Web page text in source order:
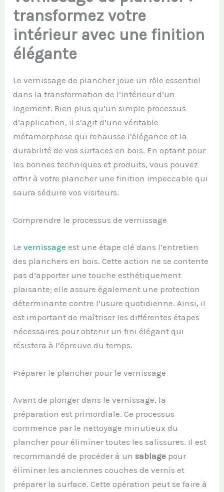
transformez votre
intérieur avec une finition
élégante
Le vernissage de plancher joue un rôle essentiel
dans la transformation de l’intérieur d’un
logement. Bien plus qu’un simple processus
d’application, il s’agit d’une véritable
métamorphose qui rehausse l’élégance et la
durabilité de vos surfaces en bois. En optant pour
les bonnes techniques et produits, vous pouvez
offrir à votre plancher une finition impeccable qui
saura séduire vos visiteurs.
Comprendre le processus de vernissage
Le vernissage est une étape clé dans l’entretien
des planchers en bois. Cette action ne se contente
pas d’apporter une touche esthétiquement
plaisante; elle assure également une protection
déterminante contre l’usure quotidienne. Ainsi, il
est important de maîtriser les différentes étapes
nécessaires pour obtenir un fini élégant qui
résistera à l’épreuve du temps.
Préparer le plancher pour le vernissage
Avant de plonger dans le vernissage, la
préparation est primordiale. Ce processus
commence par le nettoyage minutieux du
plancher pour éliminer toutes les salissures. Il est
recommandé de procéder à unsablage pour
éliminer les anciennes couches de vernis et
préparer la surface. Cette opération peut se faire à